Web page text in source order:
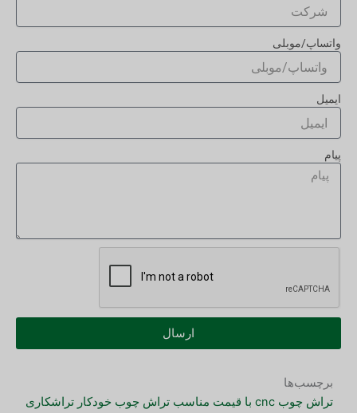
واتساپ/موبلی
ایمیل
پیام
ارسال
برچسب‌ها
تراش چوب cnc با قیمت مناسب
تراش چوب خودکار تراشکاری